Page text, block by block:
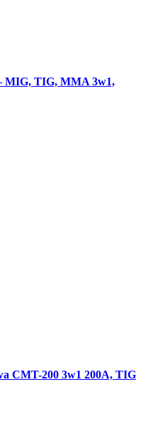
MIG, TIG, MMA 3w1,
CMT-200 3w1 200A, TIG